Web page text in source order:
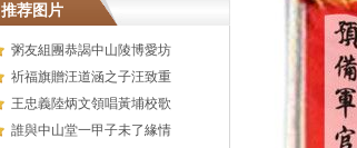
推荐图片
粥友組團恭謁中山陵博愛坊
祈福旗贈汪道涵之子汪致重
王忠義陸炳文領唱黃埔校歌
誰與中山堂一甲子未了緣情